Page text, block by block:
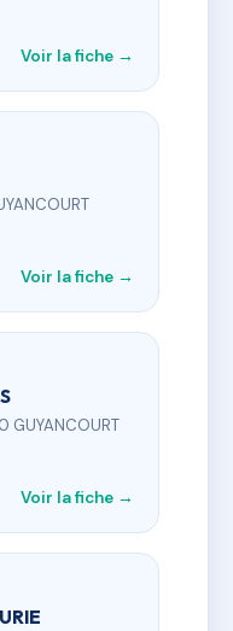
Voir la fiche →
Voir la fiche →
GUYANCOURT
Voir la fiche →